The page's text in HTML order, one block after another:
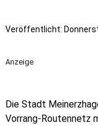
Veröffentlicht:
Anzeige
Die Stadt
Vorrang-Routennetz